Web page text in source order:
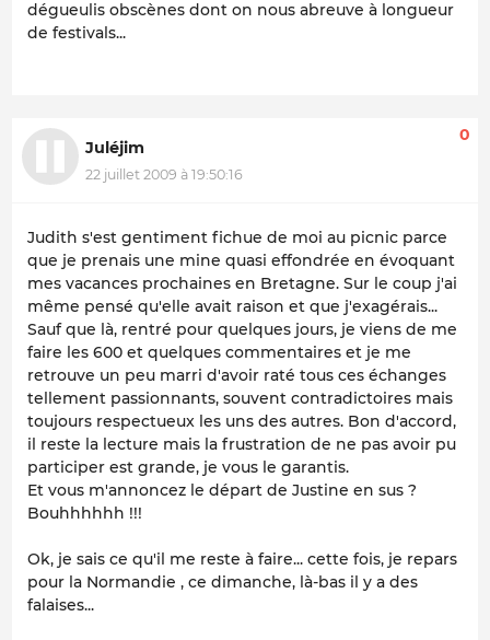
dégueulis obscènes dont on nous abreuve à longueur
de festivals...
Juléjim
22 juillet 2009 à 19:50:16
0
Judith s'est gentiment fichue de moi au picnic parce
que je prenais une mine quasi effondrée en évoquant
mes vacances prochaines en Bretagne. Sur le coup j'ai
même pensé qu'elle avait raison et que j'exagérais...
Sauf que là, rentré pour quelques jours, je viens de me
faire les 600 et quelques commentaires et je me
retrouve un peu marri d'avoir raté tous ces échanges
tellement passionnants, souvent contradictoires mais
toujours respectueux les uns des autres. Bon d'accord,
il reste la lecture mais la frustration de ne pas avoir pu
participer est grande, je vous le garantis.
Et vous m'annoncez le départ de Justine en sus ?
Bouhhhhhh !!!
Ok, je sais ce qu'il me reste à faire... cette fois, je repars
pour la Normandie , ce dimanche, là-bas il y a des
falaises...